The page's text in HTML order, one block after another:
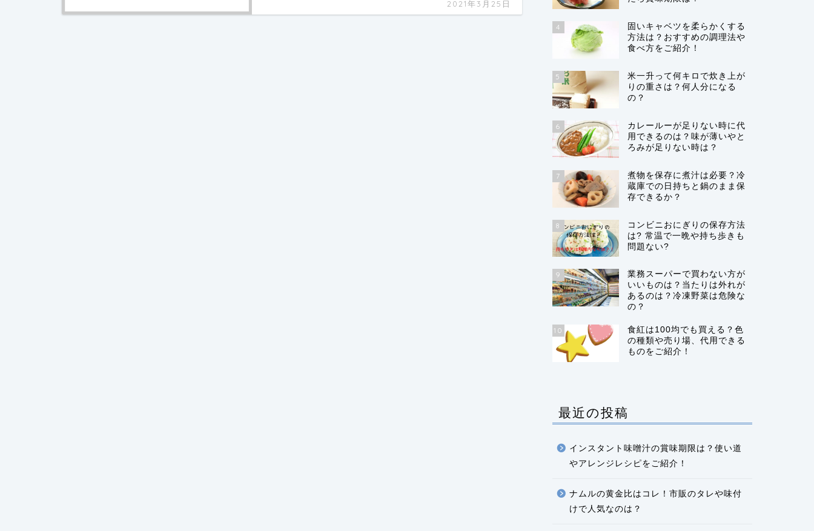
2021年3月25日
4
固いキャベツを柔らかくする
方法は？おすすめの調理法や
食べ方をご紹介！
5
米一升って何キロで炊き上が
りの重さは？何人分になる
の？
6
カレールーが足りない時に代
用できるのは？味が薄いやと
ろみが足りない時は？
7
煮物を保存に煮汁は必要？冷
蔵庫での日持ちと鍋のまま保
存できるか？
8
コンビニおにぎりの保存方法
は? 常温で一晩や持ち歩きも
問題ない?
9
業務スーパーで買わない方が
いいものは？当たりは外れが
あるのは？冷凍野菜は危険な
の？
10
食紅は100均でも買える？色
の種類や売り場、代用できる
ものをご紹介！
最近の投稿
インスタント味噌汁の賞味期限は？使い道
やアレンジレシピをご紹介！
ナムルの黄金比はコレ！市販のタレや味付
けで人気なのは？